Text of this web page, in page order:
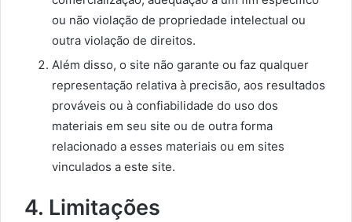
ou não violação de propriedade intelectual ou
outra violação de direitos.
Além disso, o site não garante ou faz qualquer
representação relativa à precisão, aos resultados
prováveis ​​ou à confiabilidade do uso dos
materiais em seu site ou de outra forma
relacionado a esses materiais ou em sites
vinculados a este site.
4. Limitações